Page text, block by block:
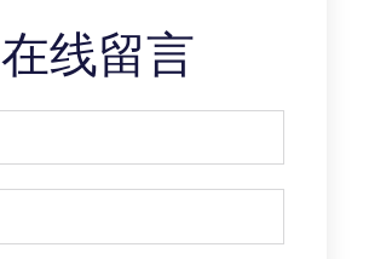
在线留言